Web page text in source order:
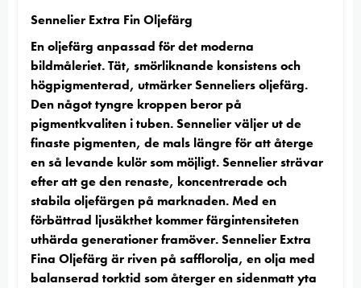
Sennelier Extra Fin Oljefärg
En oljefärg anpassad för det moderna
bildmåleriet. Tät, smörliknande konsistens och
högpigmenterad, utmärker Senneliers oljefärg.
Den något tyngre kroppen beror på
pigmentkvaliten i tuben. Sennelier väljer ut de
finaste pigmenten, de mals längre för att återge
en så levande kulör som möjligt. Sennelier strävar
efter att ge den renaste, koncentrerade och
stabila oljefärgen på marknaden. Med en
förbättrad ljusäkthet kommer färgintensiteten
uthärda generationer framöver. Sennelier Extra
Fina Oljefärg är riven på safflorolja, en olja med
balanserad torktid som återger en sidenmatt yta